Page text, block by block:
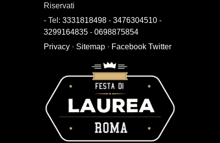
Riservati
- Tel: 3331818498 - 3476304510 -
3299164835 - 0698875854
Privacy · Sitemap · Facebook Twitter